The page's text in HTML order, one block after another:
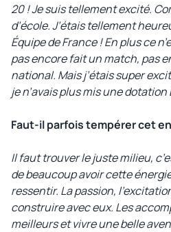
20 ! Je suis tellement excité.
d’école. J’étais tellement
Équipe de France ! En plus ce
pas encore fait un match, pas
national. Mais j’étais super
je n’avais plus mis une dotation
Faut-il parfois tempérer cet
Il faut trouver le juste milieu,
de beaucoup avoir cette
ressentir. La passion,
construire avec eux. Les
meilleurs et vivre une belle